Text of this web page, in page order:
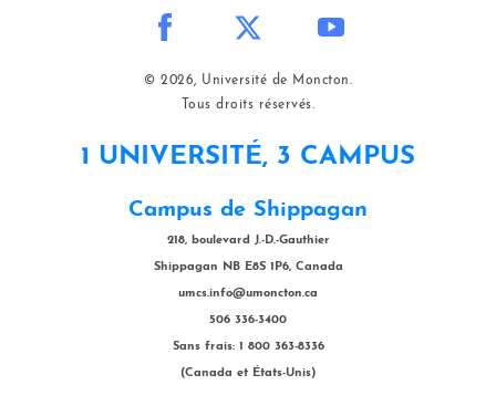
© 2026, Université de Moncton.
Tous droits réservés.
1 UNIVERSITÉ, 3 CAMPUS
Campus de Shippagan
218, boulevard J.-D.-Gauthier
Shippagan NB E8S 1P6, Canada
umcs.info@umoncton.ca
506 336-3400
Sans frais: 1 800 363-8336
(Canada et États-Unis)